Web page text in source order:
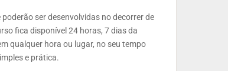
ser desenvolvidas no decorrer de
fica disponível 24 horas, 7 dias da
qualquer hora ou lugar, no seu tempo
e prática.